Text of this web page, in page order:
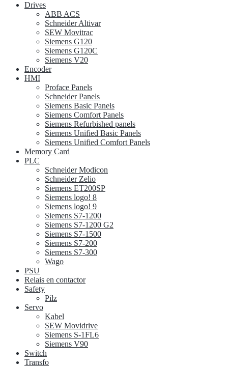
Drives
ABB ACS
Schneider Altivar
SEW Movitrac
Siemens G120
Siemens G120C
Siemens V20
Encoder
HMI
Proface Panels
Schneider Panels
Siemens Basic Panels
Siemens Comfort Panels
Siemens Refurbished panels
Siemens Unified Basic Panels
Siemens Unified Comfort Panels
Memory Card
PLC
Schneider Modicon
Schneider Zelio
Siemens ET200SP
Siemens logo! 8
Siemens logo! 9
Siemens S7-1200
Siemens S7-1200 G2
Siemens S7-1500
Siemens S7-200
Siemens S7-300
Wago
PSU
Relais en contactor
Safety
Pilz
Servo
Kabel
SEW Movidrive
Siemens S-1FL6
Siemens V90
Switch
Transfo